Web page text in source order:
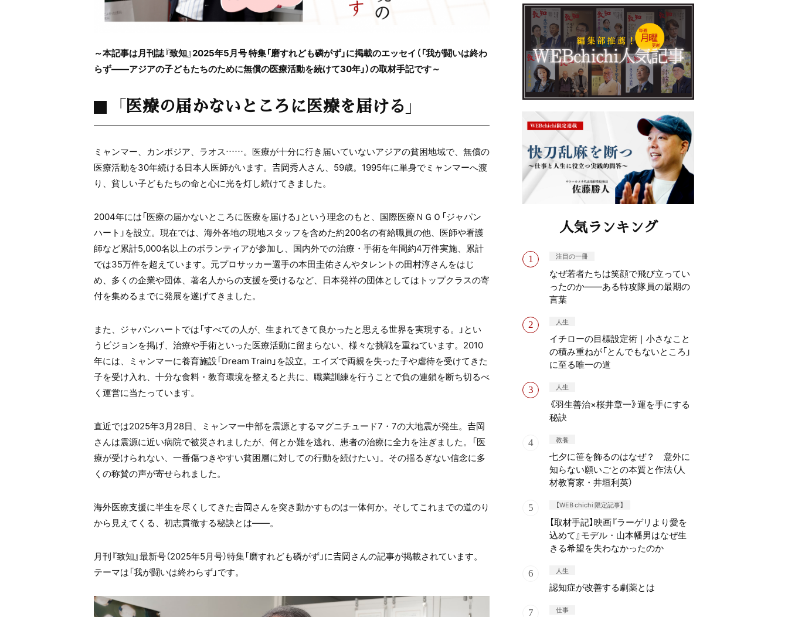
～本記事は月刊誌『致知』2025年5月号 特集「磨すれども磷がず」に掲載のエッセイ（「我が闘いは終わ
らず——アジアの子どもたちのために無償の医療活動を続けて30年」）の取材手記です～
「医療の届かないところに医療を届ける」
ミャンマー、カンボジア、ラオス……。医療が十分に行き届いていないアジアの貧困地域で、無償の
医療活動を30年続ける日本人医師がいます。𠮷岡秀人さん、59歳。1995年に単身でミャンマーへ渡
り、貧しい子どもたちの命と心に光を灯し続けてきました。
2004年には「医療の届かないところに医療を届ける」という理念のもと、国際医療ＮＧＯ「ジャパン
ハート」を設立。現在では、海外各地の現地スタッフを含めた約200名の有給職員の他、医師や看護
師など累計5,000名以上のボランティアが参加し、国内外での治療・手術を年間約4万件実施、累計
では35万件を超えています。元プロサッカー選手の本田圭佑さんやタレントの田村淳さんをはじ
め、多くの企業や団体、著名人からの支援を受けるなど、日本発祥の団体としてはトップクラスの寄
付を集めるまでに発展を遂げてきました。
また、ジャパンハートでは「すべての人が、生まれてきて良かったと思える世界を実現する。」とい
うビジョンを掲げ、治療や手術といった医療活動に留まらない、様々な挑戦を重ねています。2010
年には、ミャンマーに養育施設「Dream Train」を設立。エイズで両親を失った子や虐待を受けてきた
子を受け入れ、十分な食料・教育環境を整えると共に、職業訓練を行うことで負の連鎖を断ち切るべ
く運営に当たっています。
直近では2025年3月28日、ミャンマー中部を震源とするマグニチュード7・7の大地震が発生。𠮷岡
さんは震源に近い病院で被災されましたが、何とか難を逃れ、患者の治療に全力を注ぎました。「医
療が受けられない、一番傷つきやすい貧困層に対しての行動を続けたい」。その揺るぎない信念に多
くの称賛の声が寄せられました。
海外医療支援に半生を尽くしてきた𠮷岡さんを突き動かすものは一体何か。そしてこれまでの道のり
から見えてくる、初志貫徹する秘訣とは――。
月刊『致知』最新号（2025年5月号）特集「磨すれども磷がず」に𠮷岡さんの記事が掲載されています。
テーマは「我が闘いは終わらず」です。
人気ランキング
注目の一冊
なぜ若者たちは笑顔で飛び立ってい
ったのか——ある特攻隊員の最期の
言葉
人生
イチローの目標設定術｜小さなこと
の積み重ねが「とんでもないところ」
に至る唯一の道
人生
《羽生善治×桜井章一》運を手にする
秘訣
教養
七夕に笹を飾るのはなぜ？ 意外に
知らない願いごとの本質と作法（人
材教育家・井垣利英）
【WEB chichi 限定記事】
【取材手記】映画『ラーゲリより愛を
込めて』モデル・山本幡男はなぜ生
きる希望を失わなかったのか
人生
認知症が改善する劇薬とは
仕事